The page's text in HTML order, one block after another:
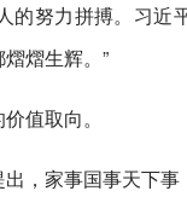
的努力拼搏。习
熠生辉。”
值取向。
，家事国事天下事